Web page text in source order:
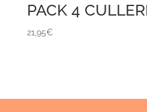
PACK 4
21,95€